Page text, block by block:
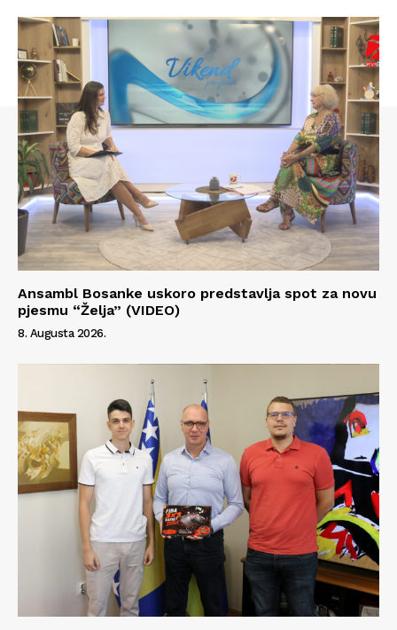
Info
O nama
Impressum
Ansambl Bosanke uskoro predstavlja spot za novu
pjesmu “Želja” (VIDEO)
8. Augusta 2026.